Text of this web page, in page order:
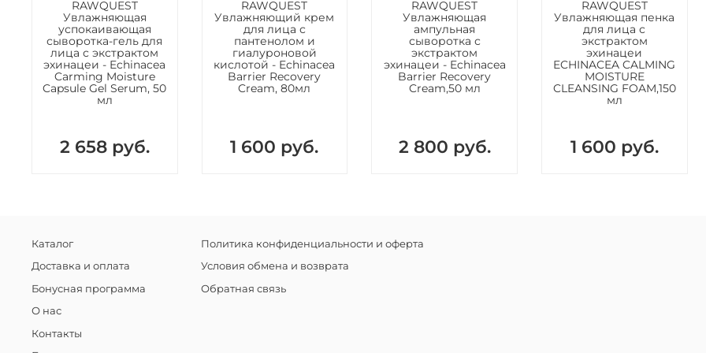
Способ
воды
Состав:
Пенка
Cocoyl
Extract,
RAWQUEST
Увлажняющая
успокаивающая
сыворотка-гель для
лица с экстрактом
эхинацеи - Echinacea
Carming Moisture
Capsule Gel Serum, 50
мл
2 658 руб.
RAWQUEST
Увлажняющий крем
для лица с
пантенолом и
гиалуроновой
кислотой - Echinacea
Barrier Recovery
Cream, 80мл
1 600 руб.
RAWQUEST
Увлажняющая
ампульная
сыворотка с
экстрактом
эхинацеи - Echinacea
Barrier Recovery
Cream,50 мл
2 800 руб.
RAWQUEST
Увлажняющая пенка
для лица с
экстрактом
эхинацеи
ECHINACEA CALMING
MOISTURE
CLEANSING FOAM,150
мл
1 600 руб.
Каталог
Доставка и оплата
Бонусная программа
О нас
Контакты
Политика конфиденциальности и оферта
Условия обмена и возврата
Обратная связь